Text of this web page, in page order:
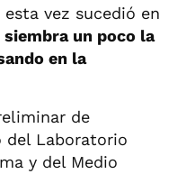
vez sucedió en
siembra un poco la
en la
de
del Laboratorio
y del Medio